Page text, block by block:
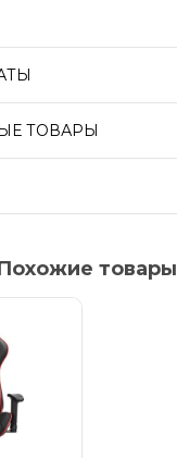
ТОВАРЫ
товары